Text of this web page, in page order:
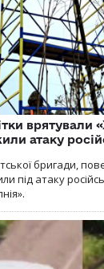
врятували
атаку
бригади,
під атаку